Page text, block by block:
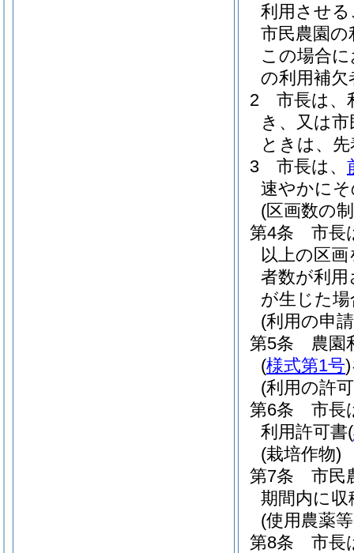
利用させ
市民農園の
この場合
の利用補
2
市長は、
き、又は
ときは、
3
市長は、
速やかに
(区画数の
第4条
市長
以上の区
者数が利
が生じた
(利用の申
第5条
農園
(様式第1号)
(利用の許
第6条
市長
利用許可書(
(栽培作物)
第7条
市民
期間内に
(使用農薬
第8条
市長